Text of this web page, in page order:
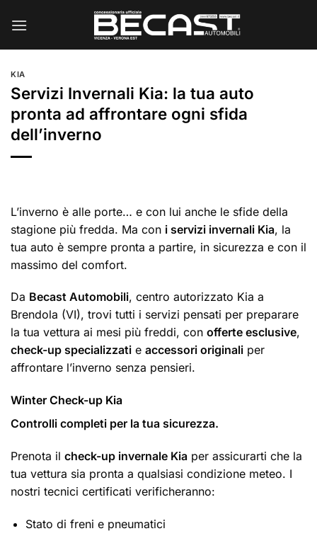
KIA
Servizi Invernali Kia: la tua auto
pronta ad affrontare ogni sfida
dell’inverno
L’inverno è alle porte… e con lui anche le sfide della
stagione più fredda. Ma con i servizi invernali Kia, la
tua auto è sempre pronta a partire, in sicurezza e con il
massimo del comfort.
Da Becast Automobili, centro autorizzato Kia a
Brendola (VI), trovi tutti i servizi pensati per preparare
la tua vettura ai mesi più freddi, con offerte esclusive,
check-up specializzati e accessori originali per
affrontare l’inverno senza pensieri.
Winter Check-up Kia
Controlli completi per la tua sicurezza.
Prenota il check-up invernale Kia per assicurarti che la
tua vettura sia pronta a qualsiasi condizione meteo. I
nostri tecnici certificati verificheranno:
Stato di freni e pneumatici